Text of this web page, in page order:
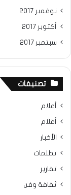
نوفمبر 2017
أكتوبر 2017
سبتمبر 2017
تصنيفات
أعلام
أقلام
الأخبار
تظلمات
تقارير
ثقافة وفن